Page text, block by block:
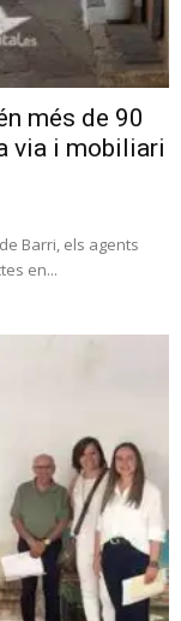
més de 90
via i mobiliari
Barri, els agents
en...